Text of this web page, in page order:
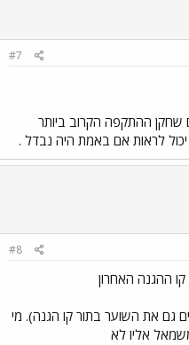
#7
שחקן ההתקפה הקרוב ביותר
לראות אם באמת היה נבדל .
#8
קו ההגנה האחרון
גם את השוער בתור קו הגנה). מי
אליו לא